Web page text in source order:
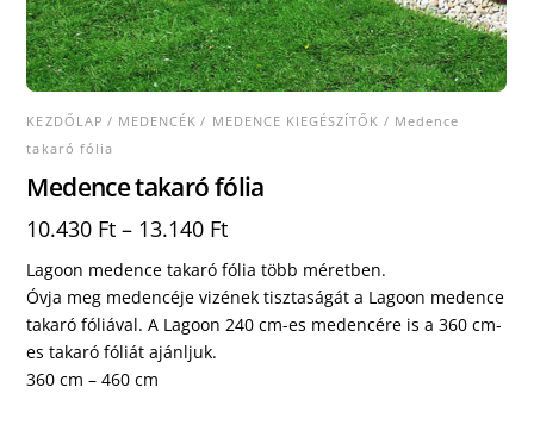
KEZDŐLAP / MEDENCÉK / MEDENCE KIEGÉSZÍTŐK / Medence
takaró fólia
Medence takaró fólia
10.430 Ft – 13.140 Ft
Lagoon medence takaró fólia több méretben.
Óvja meg medencéje vizének tisztaságát a Lagoon medence
takaró fóliával. A Lagoon 240 cm-es medencére is a 360 cm-
es takaró fóliát ajánljuk.
360 cm – 460 cm